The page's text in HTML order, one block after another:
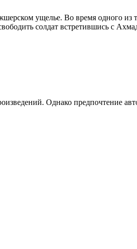
ущелье. Во время одного из
солдат встретившись с
Однако предпочтение